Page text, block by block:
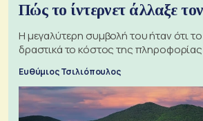
Πώς το ίντερνετ άλλαξε
Η μεγαλύτερη συμβολή του ήταν ότι
δραστικά το κόστος της πληροφορίας
Ευθύμιος Τσιλιόπουλος